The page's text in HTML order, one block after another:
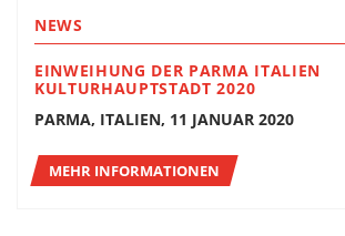
NEWS
EINWEIHUNG DER PARMA ITALIEN
KULTURHAUPTSTADT 2020
PARMA, ITALIEN, 11 JANUAR 2020
MEHR INFORMATIONEN